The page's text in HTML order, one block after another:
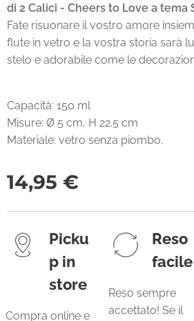
di 2 Calici - Cheers to Love a tema
Fate risuonare il vostro amore
flute in vetro e la vostra storia sarà
stelo e adorabile come le
Capacità: 150 ml
Misure: Ø 5 cm, H 22.5 cm
Materiale: vetro senza piombo.
14,95 €
Picku
p in
store
Compra online e
Reso
facile
Reso sempre
accettato! Se il